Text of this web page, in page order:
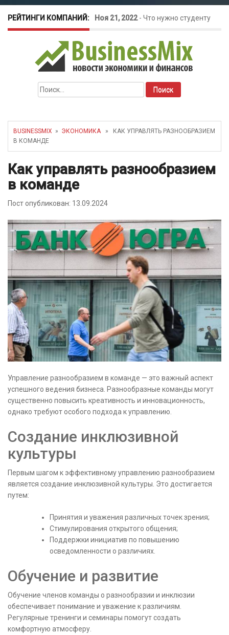
РЕЙТИНГИ КОМПАНИЙ: Ноя 21, 2022- Что нужно студенту
для открытия бизнеса?
Окт 26, 2022-Телефония для
amoCRM: лучшие инструменты для
бизнеса
как защитить свой бизнес?
Найти:
BUSINESSMIX » ЭКОНОМИКА» КАК УПРАВЛЯТЬ РАЗНООБРАЗИЕМ
В КОМАНДЕ
Как управлять разнообразием
в команде
Пост опубликован: 13.09.2024
Управление разнообразием в команде — это важный аспект
успешного ведения бизнеса. Разнообразные команды могут
существенно повысить креативность и инновационность,
однако требуют особого подхода к управлению.
Создание инклюзивной
культуры
Первым шагом к эффективному управлению разнообразием
является создание инклюзивной культуры. Это достигается
путем:
Принятия и уважения различных точек зрения;
Стимулирования открытого общения;
Поддержки инициатив по повышению
осведомленности о различиях.
Обучение и развитие
Обучение членов команды о разнообразии и инклюзии
обеспечивает понимание и уважение к различиям.
Регулярные тренинги и семинары помогут создать
комфортную атмосферу.